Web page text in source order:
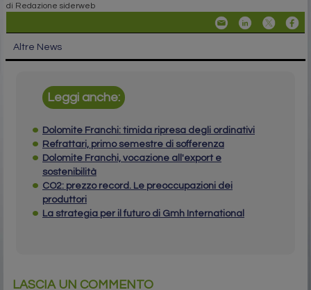
di Redazione siderweb
Altre News
Leggi anche:
Dolomite Franchi: timida ripresa degli ordinativi
Refrattari, primo semestre di sofferenza
Dolomite Franchi, vocazione all'export e
sostenibilità
CO2: prezzo record. Le preoccupazioni dei
produttori
La strategia per il futuro di Gmh International
LASCIA UN COMMENTO